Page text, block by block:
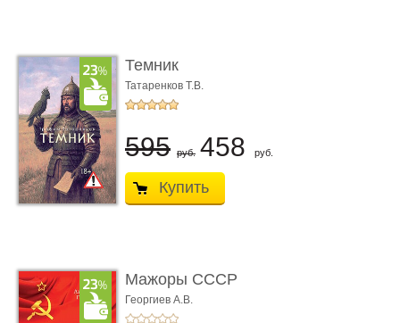
Темник
Татаренков Т.В.
595 руб. 458 руб.
Купить
Мажоры СССР
Георгиев А.В.